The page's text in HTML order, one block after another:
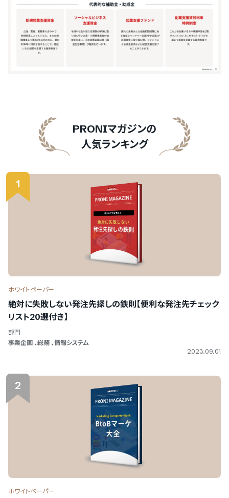
『PRONIアイミツ』
『PRONIアイミツメンバーズ』
をご利用の方
PRONIアイミツ
マイページにログイン
をご利用の方
PRONIアイミツメンバーズ
PRONIマガジンの
人気ランキング
1
ホワイトペーパー
絶対に失敗しない発注先探しの鉄則【便利な発注先チェック
リスト20選付き】
部門
事業企画 、総務 、情報システム
2023.09.01
2
ホワイトペーパー